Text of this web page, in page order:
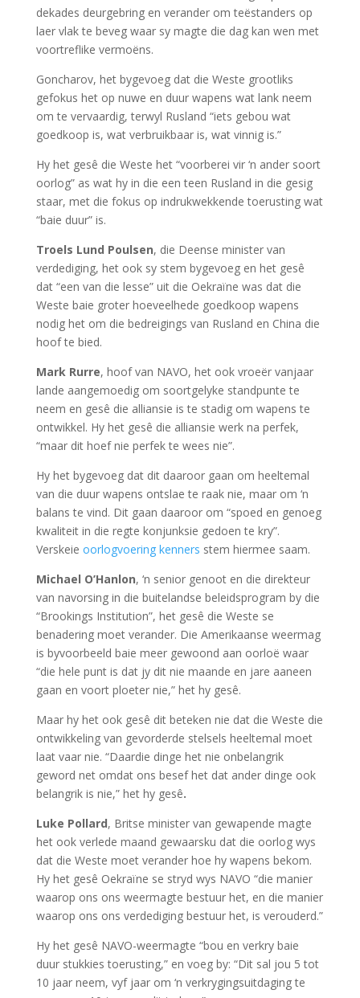
dekades deurgebring en verander om teëstanders op
laer vlak te beveg waar sy magte die dag kan wen met
voortreflike vermoëns.
Goncharov, het bygevoeg dat die Weste grootliks
gefokus het op nuwe en duur wapens wat lank neem
om te vervaardig, terwyl Rusland “iets gebou wat
goedkoop is, wat verbruikbaar is, wat vinnig is.”
Hy het gesê die Weste het “voorberei vir ‘n ander soort
oorlog” as wat hy in die een teen Rusland in die gesig
staar, met die fokus op indrukwekkende toerusting wat
“baie duur” is.
Troels Lund Poulsen, die Deense minister van
verdediging, het ook sy stem bygevoeg en het gesê
dat “een van die lesse” uit die Oekraïne was dat die
Weste baie groter hoeveelhede goedkoop wapens
nodig het om die bedreigings van Rusland en China die
hoof te bied.
Mark Rurre, hoof van NAVO, het ook vroeër vanjaar
lande aangemoedig om soortgelyke standpunte te
neem en gesê die alliansie is te stadig om wapens te
ontwikkel. Hy het gesê die alliansie werk na perfek,
“maar dit hoef nie perfek te wees nie”.
Hy het bygevoeg dat dit daaroor gaan om heeltemal
van die duur wapens ontslae te raak nie, maar om ‘n
balans te vind. Dit gaan daaroor om “spoed en genoeg
kwaliteit in die regte konjunksie gedoen te kry”.
Verskeie oorlogvoering kenners stem hiermee saam.
Michael O’Hanlon, ‘n senior genoot en die direkteur
van navorsing in die buitelandse beleidsprogram by die
“Brookings Institution”, het gesê die Weste se
benadering moet verander. Die Amerikaanse weermag
is byvoorbeeld baie meer gewoond aan oorloë waar
“die hele punt is dat jy dit nie maande en jare aaneen
gaan en voort ploeter nie,” het hy gesê.
Maar hy het ook gesê dit beteken nie dat die Weste die
ontwikkeling van gevorderde stelsels heeltemal moet
laat vaar nie. “Daardie dinge het nie onbelangrik
geword net omdat ons besef het dat ander dinge ook
belangrik is nie,” het hy gesê.
Luke Pollard, Britse minister van gewapende magte
het ook verlede maand gewaarsku dat die oorlog wys
dat die Weste moet verander hoe hy wapens bekom.
Hy het gesê Oekraïne se stryd wys NAVO “die manier
waarop ons ons weermagte bestuur het, en die manier
waarop ons ons verdediging bestuur het, is verouderd.”
Hy het gesê NAVO-weermagte “bou en verkry baie
duur stukkies toerusting,” en voeg by: “Dit sal jou 5 tot
10 jaar neem, vyf jaar om ‘n verkrygingsuitdaging te